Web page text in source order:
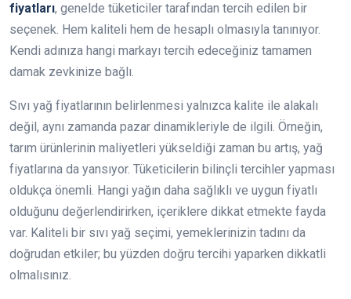
fiyatları, genelde tüketiciler tarafından tercih edilen bir
seçenek. Hem kaliteli hem de hesaplı olmasıyla tanınıyor.
Kendi adınıza hangi markayı tercih edeceğiniz tamamen
damak zevkinize bağlı.
Sıvı yağ fiyatlarının belirlenmesi yalnızca kalite ile alakalı
değil, aynı zamanda pazar dinamikleriyle de ilgili. Örneğin,
tarım ürünlerinin maliyetleri yükseldiği zaman bu artış, yağ
fiyatlarına da yansıyor. Tüketicilerin bilinçli tercihler yapması
oldukça önemli. Hangi yağın daha sağlıklı ve uygun fiyatlı
olduğunu değerlendirirken, içeriklere dikkat etmekte fayda
var. Kaliteli bir sıvı yağ seçimi, yemeklerinizin tadını da
doğrudan etkiler; bu yüzden doğru tercihi yaparken dikkatli
olmalısınız.